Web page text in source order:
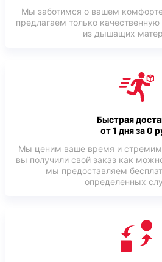
Мы заботимся о вашем
предлагаем только
из дышащих
Быстрая
от 1 дня за 0
Мы ценим ваше время и
вы получили свой заказ как
мы предоставляем
определенных